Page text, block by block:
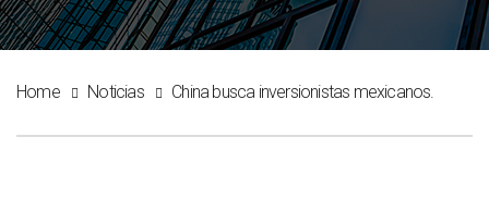
Home Noticias China busca inversionistas mexicanos.